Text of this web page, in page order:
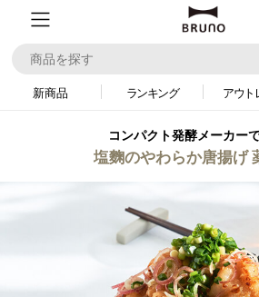
新商品 ランキング アウト
コンパクト発酵メーカー
塩麴のやわらか唐揚げ